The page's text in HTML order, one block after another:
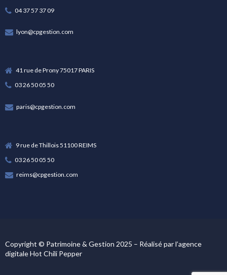
04 37 57 37 09
lyon@cpgestion.com
41 rue de Prony 75017 PARIS
03 26 50 05 50
paris@cpgestion.com
9 rue de Thillois 51100 REIMS
03 26 50 05 50
reims@cpgestion.com
Copyright © Patrimoine & Gestion 2025 – Réalisé par l’agence
digitale Hot Chili Pepper